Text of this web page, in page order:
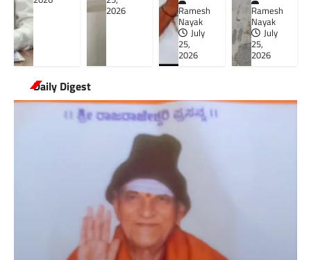
2026
Ramesh
Nayak
July
25,
2026
Ramesh
Nayak
July
25,
2026
Daily Digest